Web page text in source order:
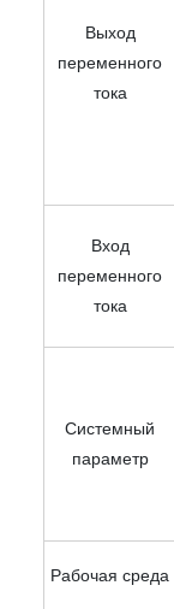
Выход
переменного
тока
Вход
переменного
тока
Системный
параметр
Рабочая среда